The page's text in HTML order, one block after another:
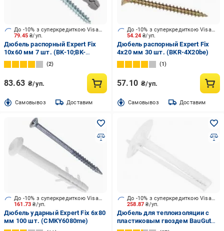
79.45₴/уп.
До -10% з суперкредиткою Visa Вигода
Дюбель распорный Expert Fix
10x60 мм 7 шт. (BK-10;BK-
10X80be)
2
83.63 ₴/уп.
Cамовывоз Доставим
54.24₴/уп.
До -10% з суперкредиткою Visa Вигода
Дюбель распорный Expert Fix
4x20 мм 30 шт. (BKR-4X20be)
1
57.10 ₴/уп.
Cамовывоз Доставим
161.73₴/уп.
До -10% з суперкредиткою Visa Вигода
Дюбель ударный Expert Fix 6x80
мм 100 шт. (CMKY6080me)
258.87₴/уп.
До -10% з суперкредиткою Visa Вигода
Дюбель для теплоизоляции с
пластиковым гвоздем BauGut
10x100 мм 100 шт.